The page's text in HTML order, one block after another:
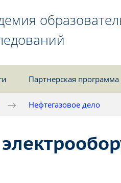
Партнерская программа
Нефтегазовое дело